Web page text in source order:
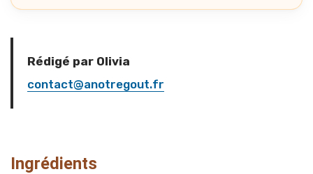
Rédigé par Olivia
contact@anotregout.fr
Ingrédients